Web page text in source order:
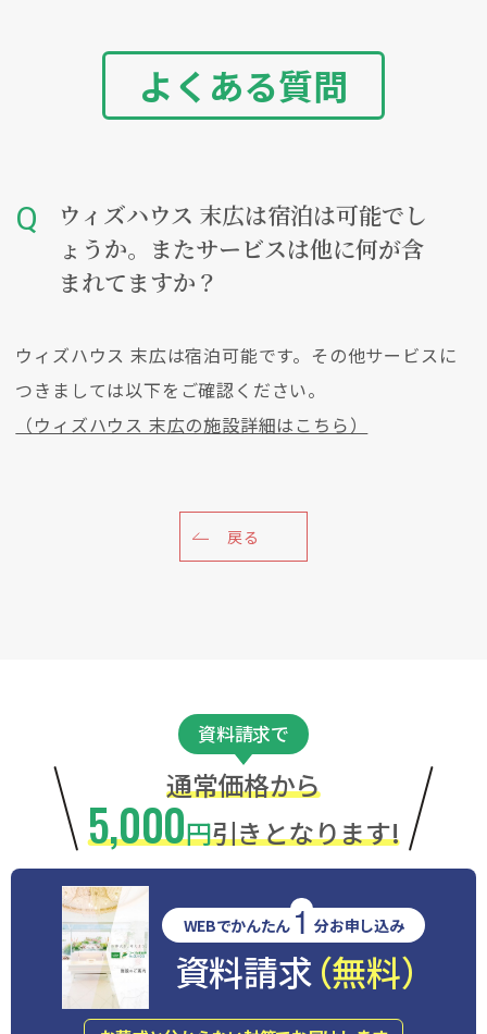
よくある質問
ウィズハウス 末広は宿泊は可能でし
ょうか。またサービスは他に何が含
まれてますか？
ウィズハウス 末広は宿泊可能です。その他サービスに
つきましては以下をご確認ください。
（ウィズハウス 末広の施設詳細はこちら）
戻る
資料請求で
通常価格から
5,000円引きとなります!
WEBでかんたん 1 分お申し込み
資料請求（無料）